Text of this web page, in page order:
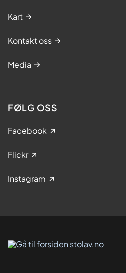
Kart
Kontakt oss
Media
FØLG OSS
Facebook
Flickr
Instagram